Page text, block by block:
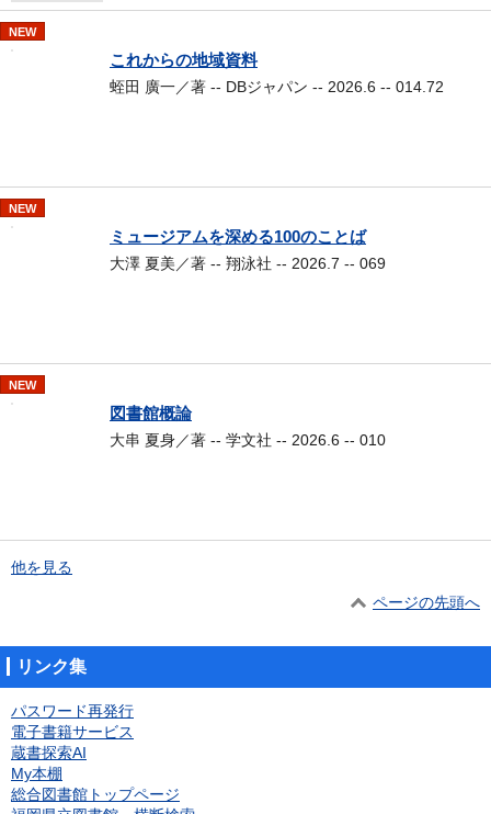
NEW
これからの地域資料
蛭田 廣一／著 -- DBジャパン -- 2026.6 -- 014.72
NEW
ミュージアムを深める100のことば
大澤 夏美／著 -- 翔泳社 -- 2026.7 -- 069
NEW
図書館概論
大串 夏身／著 -- 学文社 -- 2026.6 -- 010
他を見る
ページの先頭へ
リンク集
パスワード再発行
電子書籍サービス
蔵書探索AI
My本棚
総合図書館トップページ